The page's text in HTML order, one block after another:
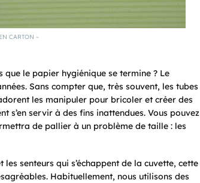
CARTON –
le papier hygiénique se termine ? Le
Sans compter que, très souvent, les tubes
les manipuler pour bricoler et créer des
s’en servir à des fins inattendues. Vous pouvez
de pallier à un problème de taille : les
senteurs qui s’échappent de la cuvette, cette
Habituellement, nous utilisons des